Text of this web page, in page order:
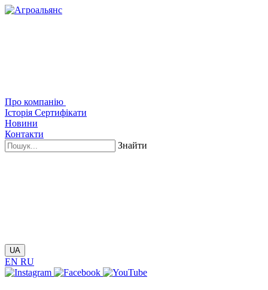
Про компанію
Історія Сертифікати
Новини
Контакти
Знайти
UA
EN RU